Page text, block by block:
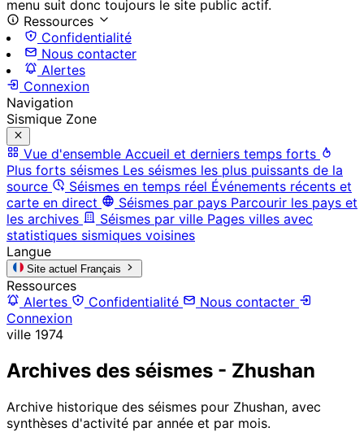
menu suit donc toujours le site public actif.
Ressources
Confidentialité
Nous contacter
Alertes
Connexion
Navigation
Sismique Zone
Vue d'ensemble Accueil et derniers temps forts
Plus forts séismes Les séismes les plus puissants de la
source
Séismes en temps réel Événements récents et
carte en direct
Séismes par pays Parcourir les pays et
les archives
Séismes par ville Pages villes avec
statistiques sismiques voisines
Langue
Site actuel Français
Ressources
Alertes
Confidentialité
Nous contacter
Connexion
ville 1974
Archives des séismes - Zhushan
Archive historique des séismes pour Zhushan, avec
synthèses d'activité par année et par mois.